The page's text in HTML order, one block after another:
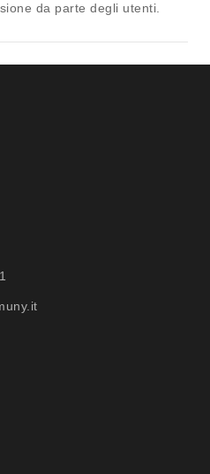
da parte degli utenti.